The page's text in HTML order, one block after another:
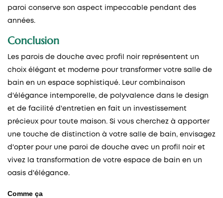
paroi conserve son aspect impeccable pendant des
années.
Conclusion
Les parois de douche avec profil noir représentent un
choix élégant et moderne pour transformer votre salle de
bain en un espace sophistiqué. Leur combinaison
d'élégance intemporelle, de polyvalence dans le design
et de facilité d'entretien en fait un investissement
précieux pour toute maison. Si vous cherchez à apporter
une touche de distinction à votre salle de bain, envisagez
d'opter pour une paroi de douche avec un profil noir et
vivez la transformation de votre espace de bain en un
oasis d'élégance.
Comme ça